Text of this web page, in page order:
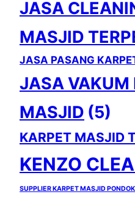
JASA
MASJID
JASA PASANG
JASA VAKUM
MASJID (5)
KARPET MASJID
KENZO
SUPPLIER KARPET MASJID